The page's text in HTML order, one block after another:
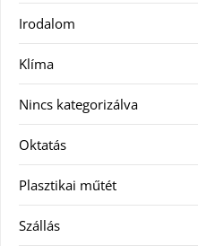
Irodalom
Klíma
Nincs kategorizálva
Oktatás
Plasztikai műtét
Szállás